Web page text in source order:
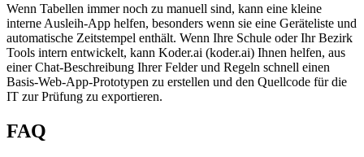
Wenn Tabellen immer noch zu manuell sind, kann eine kleine
interne Ausleih-App helfen, besonders wenn sie eine Geräteliste und
automatische Zeitstempel enthält. Wenn Ihre Schule oder Ihr Bezirk
Tools intern entwickelt, kann Koder.ai (koder.ai) Ihnen helfen, aus
einer Chat-Beschreibung Ihrer Felder und Regeln schnell einen
Basis-Web-App-Prototypen zu erstellen und den Quellcode für die
IT zur Prüfung zu exportieren.
FAQ